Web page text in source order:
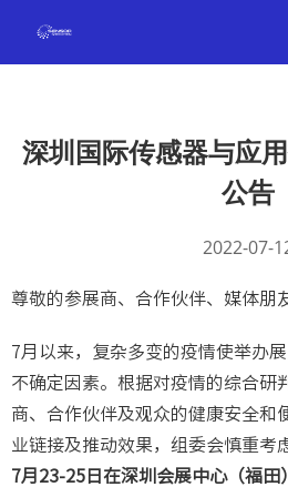
深圳国际传感器与应
公告
2022-07-
尊敬的参展商、合作伙伴、媒体朋
7月以来，复杂多变的疫情使举办
不确定因素。根据对疫情的综合研
商、合作伙伴及观众的健康安全和
业链接及推动效果，组委会慎重考
7月23-25日在深圳会展中心（福